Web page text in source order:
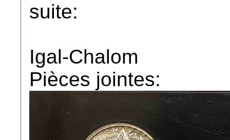
suite:
Igal-Chalom
Pièces jointes: